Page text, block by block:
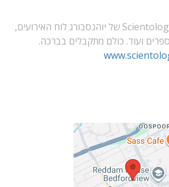
למד עוד אודות ארגון ה-Scientology של יוהנסבורג לוח האירועים,
ועוד. כולם מתקבלים בברכה.